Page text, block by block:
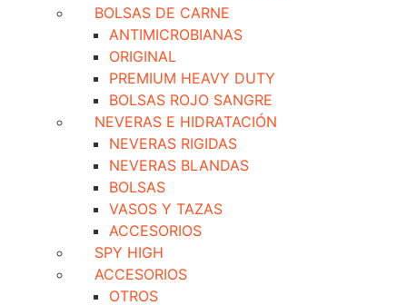
BOLSAS DE CARNE
ANTIMICROBIANAS
ORIGINAL
PREMIUM HEAVY DUTY
BOLSAS ROJO SANGRE
NEVERAS E HIDRATACIÓN
NEVERAS RIGIDAS
NEVERAS BLANDAS
BOLSAS
VASOS Y TAZAS
ACCESORIOS
SPY HIGH
ACCESORIOS
OTROS